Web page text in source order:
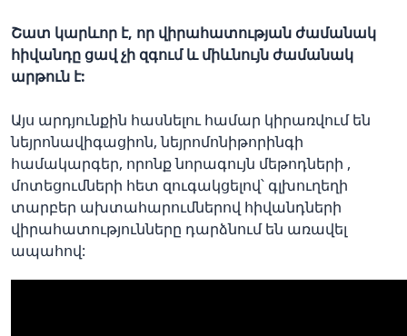
Շատ կարևոր է, որ վիրահատության ժամանակ
հիվանդը ցավ չի զգում և միևնույն ժամանակ
արթուն է:
Այս արդյունքին հասնելու համար կիրառվում են
նեյրոնավիգացիոն, նեյրոմոնիթորինգի
համակարգեր, որոնք նորագույն մեթոդների ,
մոտեցումների հետ զուգակցելով՝ գլխուղեղի
տարբեր ախտահարումներով հիվանդների
վիրահատությունները դարձնում են առավել
ապահով: